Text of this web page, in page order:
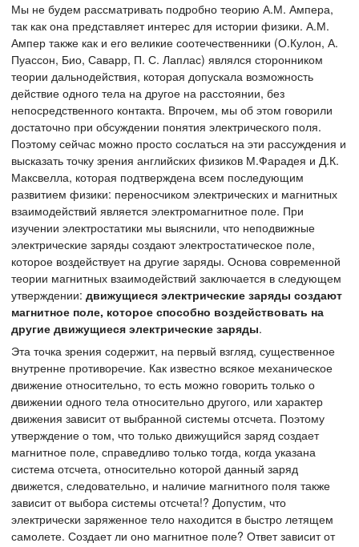
Мы не будем рассматривать подробно теорию А.М. Ампера,
так как она представляет интерес для истории физики. А.М.
Ампер также как и его великие соотечественники (О.Кулон, А.
Пуассон, Био, Саварр, П. С. Лаплас) являлся сторонником
теории дальнодействия, которая допускала возможность
действие одного тела на другое на расстоянии, без
непосредственного контакта. Впрочем, мы об этом говорили
достаточно при обсуждении понятия электрического поля.
Поэтому сейчас можно просто сослаться на эти рассуждения и
высказать точку зрения английских физиков М.Фарадея и Д.К.
Максвелла, которая подтверждена всем последующим
развитием физики: переносчиком электрических и магнитных
взаимодействий является электромагнитное поле. При
изучении электростатики мы выяснили, что неподвижные
электрические заряды создают электростатическое поле,
которое воздействует на другие заряды. Основа современной
теории магнитных взаимодействий заключается в следующем
утверждении: движущиеся электрические заряды создают
магнитное поле, которое способно воздействовать на
другие движущиеся электрические заряды.
Эта точка зрения содержит, на первый взгляд, существенное
внутренне противоречие. Как известно всякое механическое
движение относительно, то есть можно говорить только о
движении одного тела относительно другого, или характер
движения зависит от выбранной системы отсчета. Поэтому
утверждение о том, что только движущийся заряд создает
магнитное поле, справедливо только тогда, когда указана
система отсчета, относительно которой данный заряд
движется, следовательно, и наличие магнитного поля также
зависит от выбора системы отсчета!? Допустим, что
электрически заряженное тело находится в быстро летящем
самолете. Создает ли оно магнитное поле? Ответ зависит от